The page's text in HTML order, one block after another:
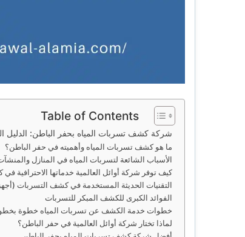
Table of Contents
شركة كشف تسربات المياه بحفر الباطن: الدليل
ما هو كشف تسربات المياه وأهميته في حفر الباطن؟
الأسباب الشائعة لتسربات المياه في المنازل
كيف توفر شركة أوائل العالمية خدماتها الاحترافية
التقنيات الحديثة المستخدمة في كشف التسربات
الفوائد الكبرى للكشف المبكر للتسربات
خطوات خدمة الكشف عن تسربات المياه خطوة
لماذا تختار شركة أوائل العالمية في حفر الباطن؟